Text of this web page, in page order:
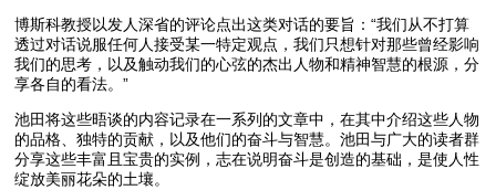
博斯科教授以发人深省的评论点出这类对话的要旨：“我们从不打算
透过对话说服任何人接受某一特定观点，我们只想针对那些曾经影响
我们的思考，以及触动我们的心弦的杰出人物和精神智慧的根源，分
享各自的看法。”
池田将这些晤谈的内容记录在一系列的文章中，在其中介绍这些人物
的品格、独特的贡献，以及他们的奋斗与智慧。池田与广大的读者群
分享这些丰富且宝贵的实例，志在说明奋斗是创造的基础，是使人性
绽放美丽花朵的土壤。